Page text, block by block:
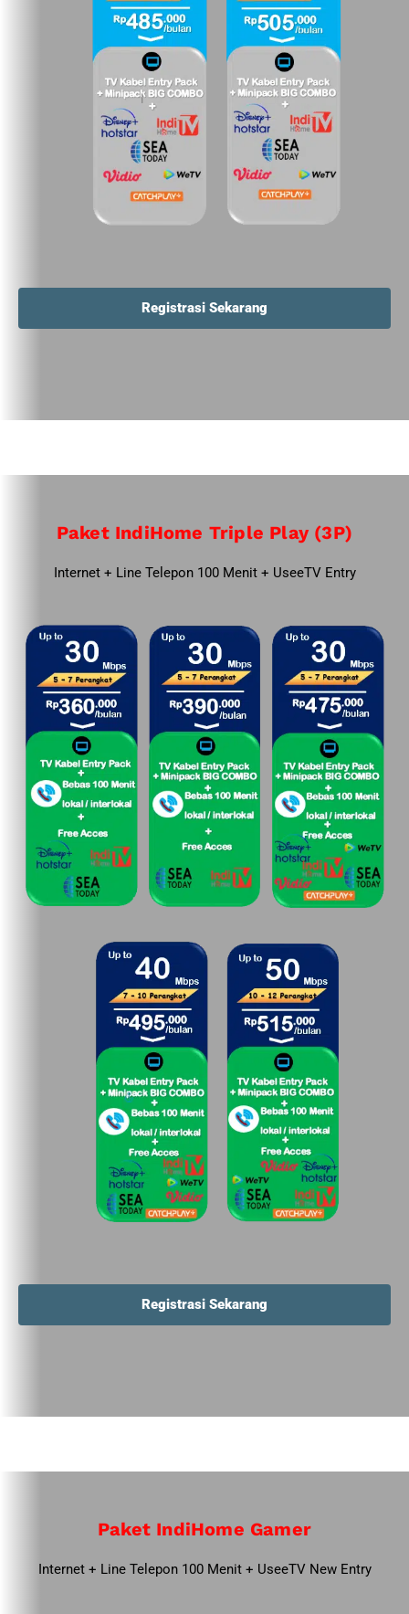
Registrasi Sekarang
Paket IndiHome Triple Play (3P)
Internet + Line Telepon 100 Menit + UseeTV Entry
Registrasi Sekarang
Paket IndiHome Gamer
Internet + Line Telepon 100 Menit + UseeTV New Entry